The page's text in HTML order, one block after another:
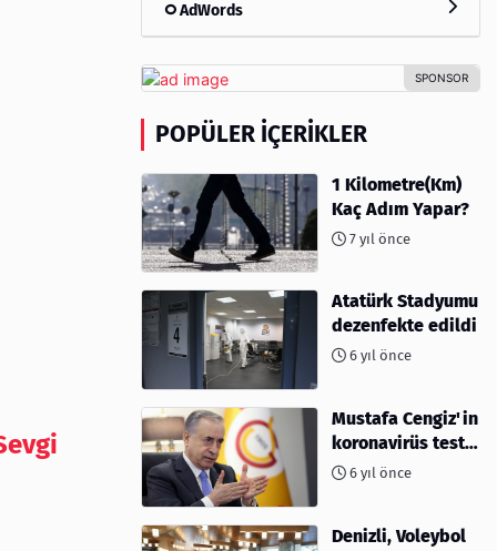
AdWords
POPÜLER İÇERIKLER
1 Kilometre(Km)
Kaç Adım Yapar?
7 yıl önce
Atatürk Stadyumu
dezenfekte edildi
6 yıl önce
Mustafa Cengiz'in
koronavirüs test
sonucu açıklandı
6 yıl önce
Denizli, Voleybol